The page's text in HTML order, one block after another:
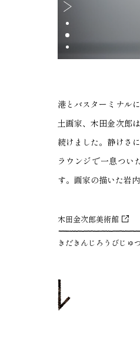
港とバスターミナル
土画家、木田金次郎
続けました。静けさ
ラウンジで一息つい
す。画家の描いた岩
木田金次郎美術館
きだきんじろうびじゅ